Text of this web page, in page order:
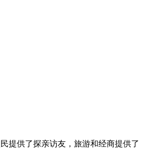
提供了探亲访友，旅游和经商提供了